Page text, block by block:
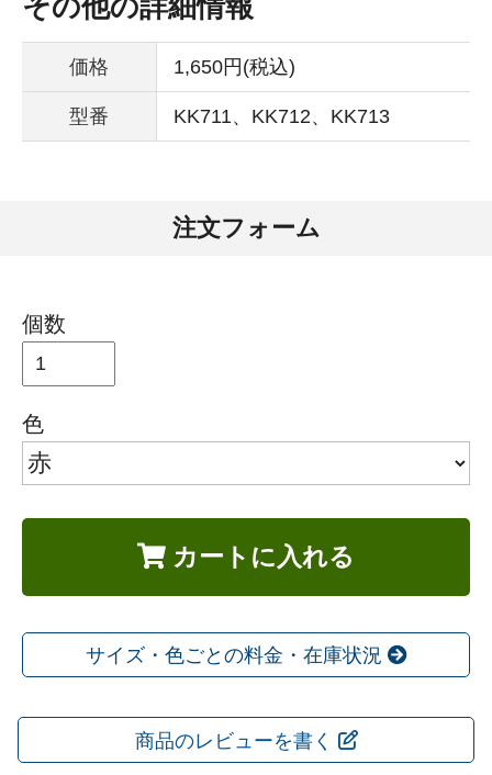
価格 1,650円(税込)
型番 KK711、KK712、KK713
注文フォーム
個数
色
カートに入れる
サイズ・色ごとの料金・在庫状況
商品のレビューを書く